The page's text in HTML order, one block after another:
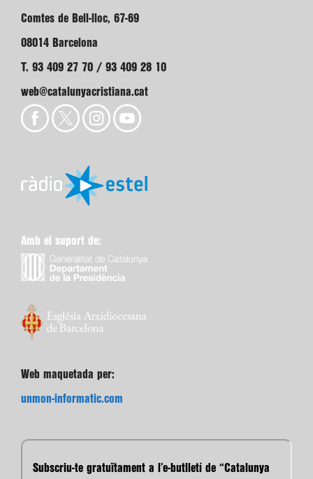
Comtes de Bell-lloc, 67-69
08014 Barcelona
T. 93 409 27 70 / 93 409 28 10
web@catalunyacristiana.cat
Amb el suport de:
Web maquetada per:
unmon-informatic.com
Subscriu-te gratuïtament a l’e-butlletí de “Catalunya